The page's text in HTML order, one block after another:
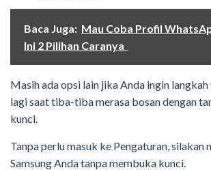
Baca Juga: Mau Coba Profil
Ini 2 Pilihan Caranya
Masih ada opsi lain jika Anda ingin
lagi saat tiba-tiba merasa bosan dengan
kunci.
Tanpa perlu masuk ke Pengaturan, silakan
Samsung Anda tanpa membuka kunci.